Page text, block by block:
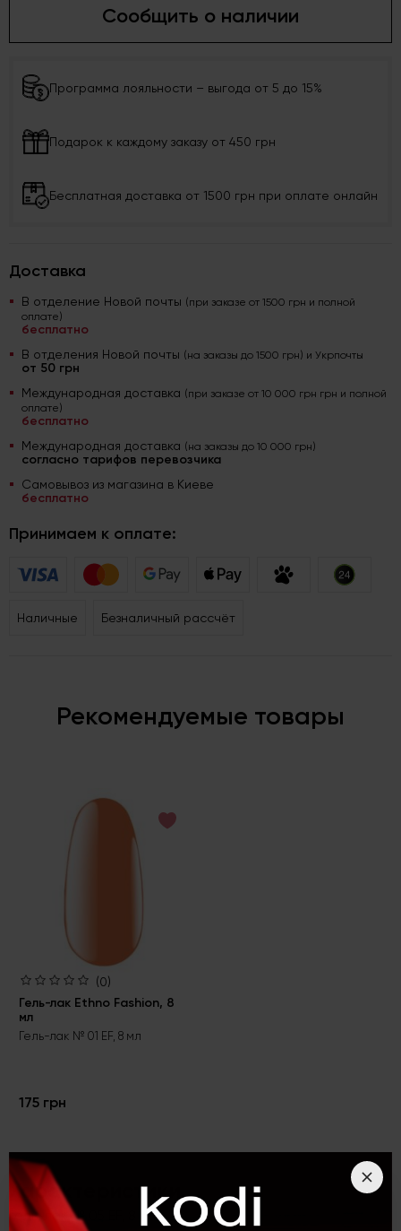
Сообщить о наличии
Программа лояльности – выгода от 5 до 15%
Подарок к каждому заказу от 450 грн
Бесплатная доставка от 1500 грн при оплате онлайн
Доставка
В отделение Новой почты (при заказе от 1500 грн и полной
оплате)
бесплатно
В отделения Новой почты (на заказы до 1500 грн) и Укрпочты
от 50 грн
Международная доставка (при заказе от 10 000 грн грн и полной
оплате)
бесплатно
Международная доставка (на заказы до 10 000 грн)
согласно тарифов перевозчика
Самовывоз из магазина в Киеве
бесплатно
Принимаем к оплате:
Наличные Безналичный рассчёт
Рекомендуемые товары
(0)
Гель-лак Ethno Fashion, 8
мл
Гель-лак № 01 EF, 8 мл
175 грн
Характеристики
Гель-лак № 05 EF, 8 мл